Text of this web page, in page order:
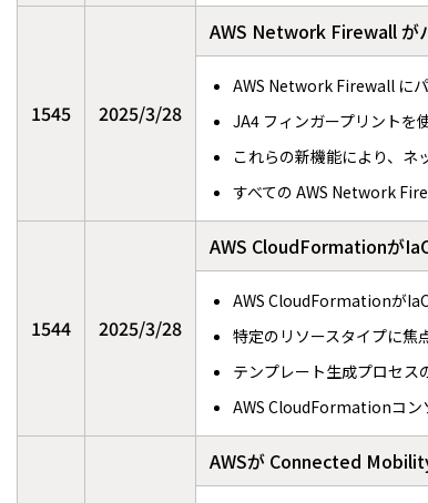
1545 2025/3/28
AWS Network Firewall が
AWS Network Firewall に
JA4 フィンガープリントを
これらの新機能により、ネ
すべての AWS Network
1544 2025/3/28
AWS CloudFormationが
AWS CloudFormationが
特定のリソースタイプに焦
テンプレート生成プロセス
AWS CloudFormationコン
AWSが Connected